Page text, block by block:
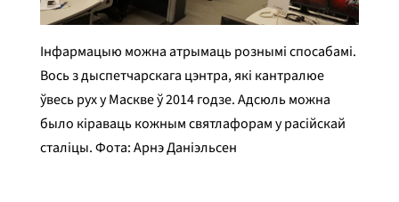
Інфармацыю можна атрымаць рознымі спосабамі.
Вось з дыспетчарскага цэнтра, які кантралюе
ўвесь рух у Маскве ў 2014 годзе. Адсюль можна
было кіраваць кожным святлафорам у расійскай
сталіцы. Фота: Арнэ Даніэльсен